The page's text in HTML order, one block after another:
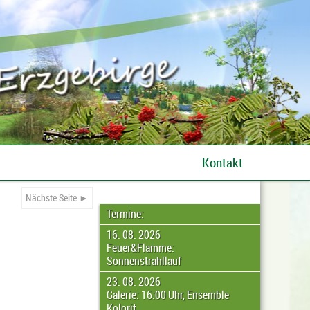
Termine:
16. 08. 2026
Feuer&Flamme:
Sonnenstrahllauf
23. 08. 2026
Galerie: 16:00 Uhr, Ensemble
Nächste Seite ►
Kontakt